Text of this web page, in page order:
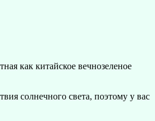
как китайское вечнозеленое
солнечного света, поэтому у вас